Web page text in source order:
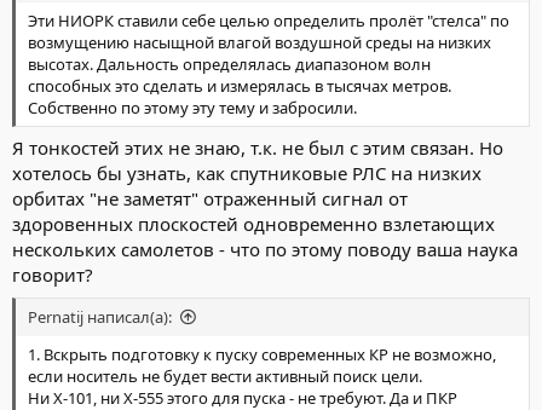
Эти НИОРК ставили себе целью определить пролёт "стелса" по
возмущению насыщной влагой воздушной среды на низких
высотах. Дальность определялась диапазоном волн
способных это сделать и измерялась в тысячах метров.
Собственно по этому эту тему и забросили.
Я тонкостей этих не знаю, т.к. не был с этим связан. Но
хотелось бы узнать, как спутниковые РЛС на низких
орбитах "не заметят" отраженный сигнал от
здоровенных плоскостей одновременно взлетающих
нескольких самолетов - что по этому поводу ваша наука
говорит?
Pernatij написал(а):
1. Вскрыть подготовку к пуску современных КР не возможно,
если носитель не будет вести активный поиск цели.
Ни Х-101, ни Х-555 этого для пуска - не требуют. Да и ПКР